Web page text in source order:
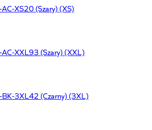
XS20(Szary) (XS)
XXL93 (Szary) (XXL)
3XL42 (Czarny) (3XL)